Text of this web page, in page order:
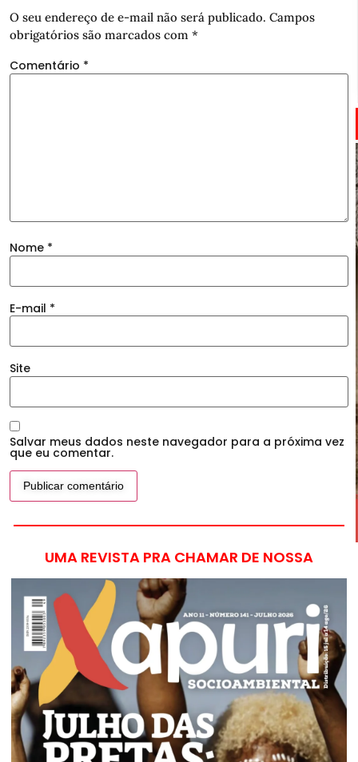
O seu endereço de e-mail não será publicado. Campos
obrigatórios são marcados com *
Comentário *
Nome *
E-mail *
Site
Salvar meus dados neste navegador para a próxima vez
que eu comentar.
UMA REVISTA PRA CHAMAR DE NOSSA